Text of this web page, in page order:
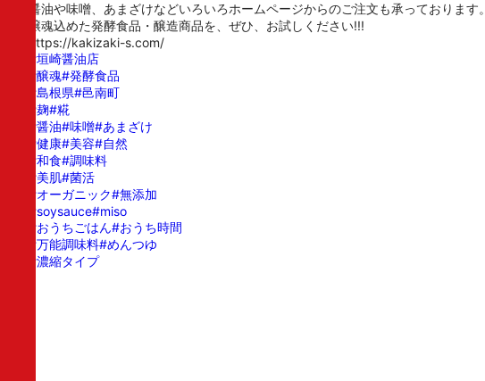
醤油や味噌、あまざけなどいろいろホームページからのご注文も承っております。
醸魂込めた発酵食品・醸造商品を、ぜひ、お試しください!!!
https://kakizaki-s.com/
#垣崎醤油店
#醸魂#発酵食品
#島根県#邑南町
#麹#糀
#醤油#味噌#あまざけ
#健康#美容#自然
#和食#調味料
#美肌#菌活
#オーガニック#無添加
#soysauce#miso
#おうちごはん#おうち時間
#万能調味料#めんつゆ
#濃縮タイプ